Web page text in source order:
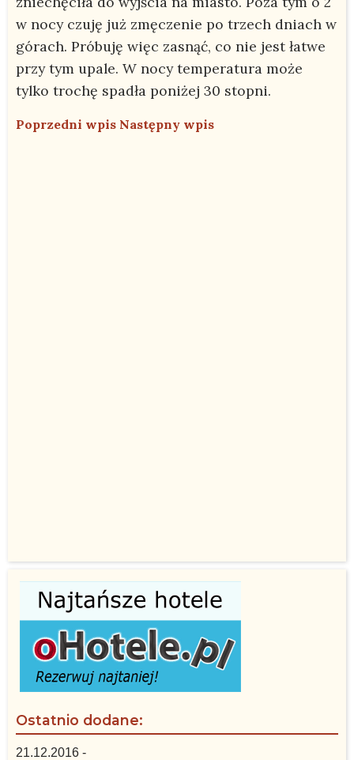
w nocy czuję już zmęczenie po trzech dniach w
górach. Próbuję więc zasnąć, co nie jest łatwe
przy tym upale. W nocy temperatura może
tylko trochę spadła poniżej 30 stopni.
Poprzedni wpis Następny wpis
Ostatnio dodane:
21.12.2016 -